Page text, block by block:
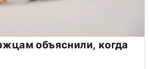
объяснили, когда